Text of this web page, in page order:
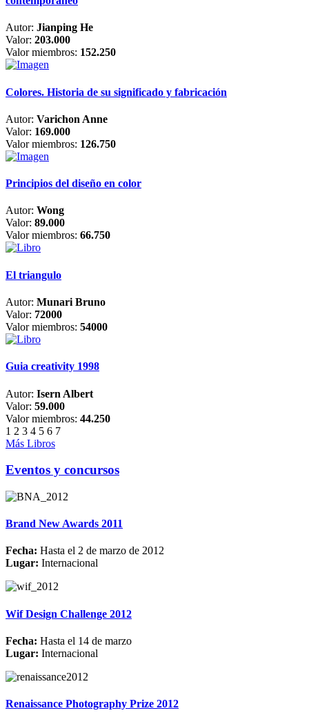
Autor: Jianping He
Valor: 203.000
Valor miembros: 152.250
Colores. Historia de su significado y fabricación
Autor: Varichon Anne
Valor: 169.000
Valor miembros: 126.750
Principios del diseño en color
Autor: Wong
Valor: 89.000
Valor miembros: 66.750
El triangulo
Autor: Munari Bruno
Valor: 72000
Valor miembros: 54000
Guia creativity 1998
Autor: Isern Albert
Valor: 59.000
Valor miembros: 44.250
1 2 3 4 5 6 7
Más Libros
Eventos y concursos
Brand New Awards 2011
Fecha: Hasta el 2 de marzo de 2012
Lugar: Internacional
Wif Design Challenge 2012
Fecha: Hasta el 14 de marzo
Lugar: Internacional
Renaissance Photography Prize 2012